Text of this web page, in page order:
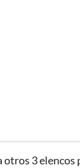
3 elencos